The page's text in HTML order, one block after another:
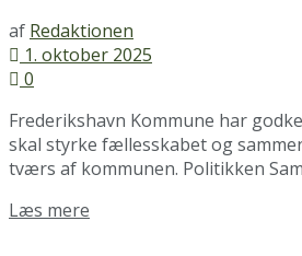
af Redaktionen
1. oktober 2025
0
Frederikshavn Kommune har
skal styrke fællesskabet og
tværs af kommunen. Politikken
Læs mere